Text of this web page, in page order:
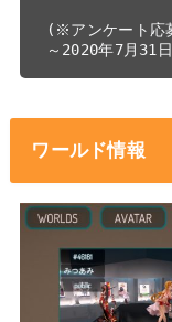
(※アンケート応
～2020年7月31
ワールド情報